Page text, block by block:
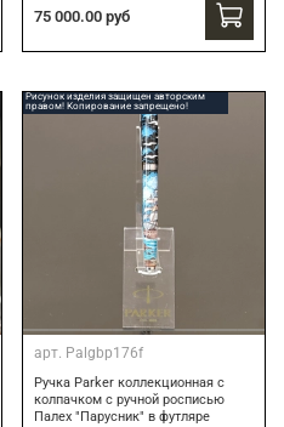
75 000.00 руб
Рисунок изделия защищен авторским
правом! Копирование запрещено!
арт. Palgbp176f
Ручка Parker коллекционная с
колпачком с ручной росписью
Палех "Парусник" в футляре